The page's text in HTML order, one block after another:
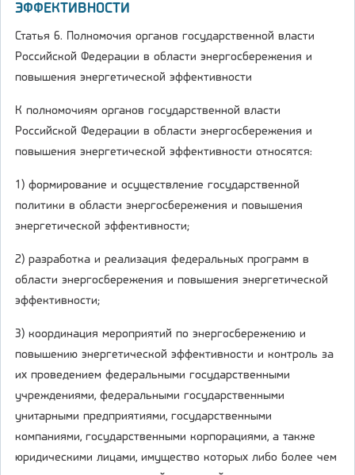
ЭФФЕКТИВНОСТИ
Статья 6. Полномочия органов государственной власти
Российской Федерации в области энергосбережения и
повышения энергетической эффективности
К полномочиям органов государственной власти
Российской Федерации в области энергосбережения и
повышения энергетической эффективности относятся:
1) формирование и осуществление государственной
политики в области энергосбережения и повышения
энергетической эффективности;
2) разработка и реализация федеральных программ в
области энергосбережения и повышения энергетической
эффективности;
3) координация мероприятий по энергосбережению и
повышению энергетической эффективности и контроль за
их проведением федеральными государственными
учреждениями, федеральными государственными
унитарными предприятиями, государственными
компаниями, государственными корпорациями, а также
юридическими лицами, имущество которых либо более чем